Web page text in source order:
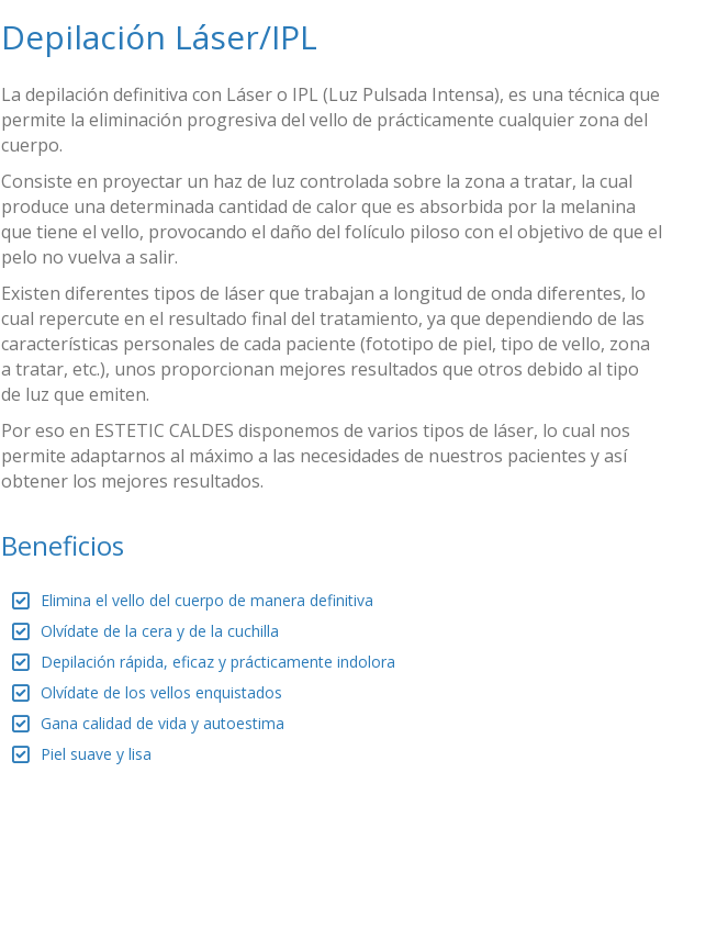
Depilación Láser/IPL
La depilación definitiva con Láser o IPL (Luz Pulsada Intensa), es una técnica que
permite la eliminación progresiva del vello de prácticamente cualquier zona del
cuerpo.
Consiste en proyectar un haz de luz controlada sobre la zona a tratar, la cual
produce una determinada cantidad de calor que es absorbida por la melanina
que tiene el vello, provocando el daño del folículo piloso con el objetivo de que el
pelo no vuelva a salir.
Existen diferentes tipos de láser que trabajan a longitud de onda diferentes, lo
cual repercute en el resultado final del tratamiento, ya que dependiendo de las
características personales de cada paciente (fototipo de piel, tipo de vello, zona
a tratar, etc.), unos proporcionan mejores resultados que otros debido al tipo
de luz que emiten.
Por eso en ESTETIC CALDES disponemos de varios tipos de láser, lo cual nos
permite adaptarnos al máximo a las necesidades de nuestros pacientes y así
obtener los mejores resultados.
Beneficios
Elimina el vello del cuerpo de manera definitiva
Olvídate de la cera y de la cuchilla
Depilación rápida, eficaz y prácticamente indolora
Olvídate de los vellos enquistados
Gana calidad de vida y autoestima
Piel suave y lisa